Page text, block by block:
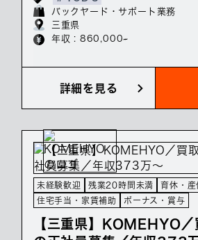
バックヤード・サポート業務
三重県
年収 : 860,000~
詳細を見る
未経験歓迎 残業20時間未満
育休・産
住宅手当・家賃補助
ボーナス・賞与
【三重県】KOMEHYO／